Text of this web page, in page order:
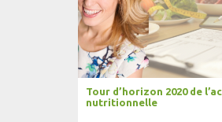
Tour d’horizon 2020 de
nutritionnelle